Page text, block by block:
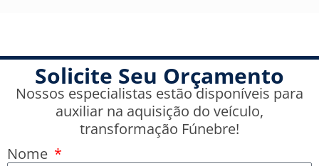
Solicite Seu Orçamento
Nossos especialistas estão disponíveis para
auxiliar na aquisição do veículo,
transformação Fúnebre!
Nome